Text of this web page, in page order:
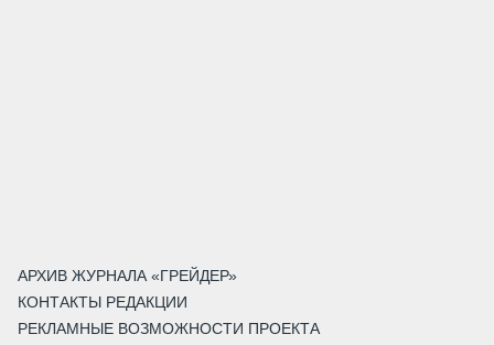
АРХИВ ЖУРНАЛА «ГРЕЙДЕР»
КОНТАКТЫ РЕДАКЦИИ
РЕКЛАМНЫЕ ВОЗМОЖНОСТИ ПРОЕКТА